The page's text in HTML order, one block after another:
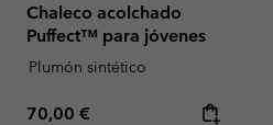
Chaleco acolchado
Puffect™ para jóvenes
Plumón sintético
Regular price:
70,00 €